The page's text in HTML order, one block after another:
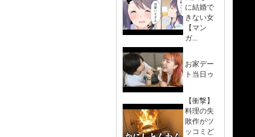
に結婚で
きない女
【マン
ガ...
お家デー
ト当日ゥ
【衝撃】
料理の失
敗作がツ
ッコミど